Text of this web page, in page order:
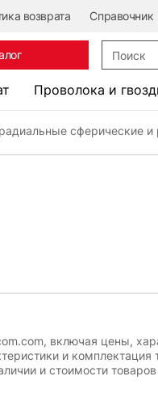
возврата Справочник
Проволока и
сферические
включая цены,
и
и стоимости